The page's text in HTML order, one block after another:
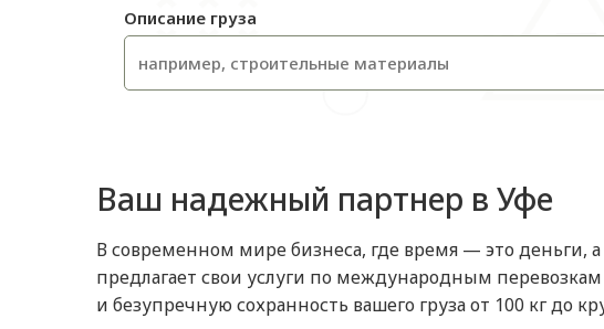
Описание груза
Ваш надежный партнер в Уфе
В современном мире бизнеса, где время — это деньги,
предлагает свои услуги по международным
и безупречную сохранность вашего груза от 100 кг до